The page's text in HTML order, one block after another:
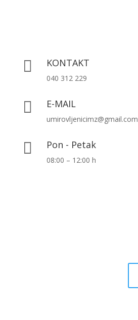
 KONTAKT
040 312 229
 E-MAIL
umirovljenicimz@gmail.com
 Pon - Petak
08:00 – 12:00 h